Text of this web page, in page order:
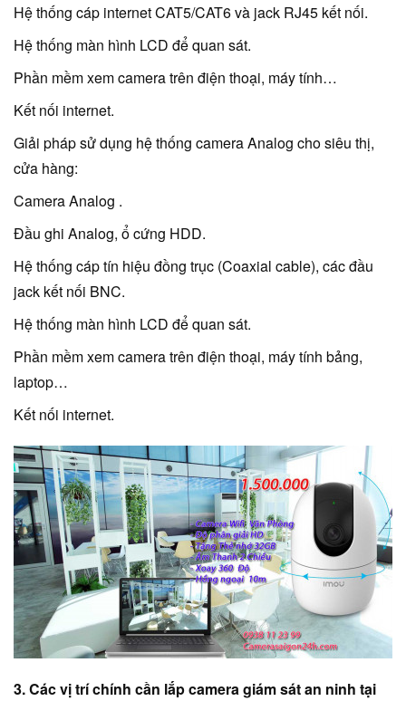
Hệ thống cáp internet CAT5/CAT6 và jack RJ45 kết nối.
Hệ thống màn hình LCD để quan sát.
Phần mềm xem camera trên điện thoại, máy tính…
Kết nối internet.
Giải pháp sử dụng hệ thống camera Analog cho siêu thị,
cửa hàng:
Camera Analog .
Đầu ghi Analog, ổ cứng HDD.
Hệ thống cáp tín hiệu đồng trục (Coaxial cable), các đầu
jack kết nối BNC.
Hệ thống màn hình LCD để quan sát.
Phần mềm xem camera trên điện thoại, máy tính bảng,
laptop…
Kết nối internet.
3. Các vị trí chính cần lắp camera giám sát an ninh tại